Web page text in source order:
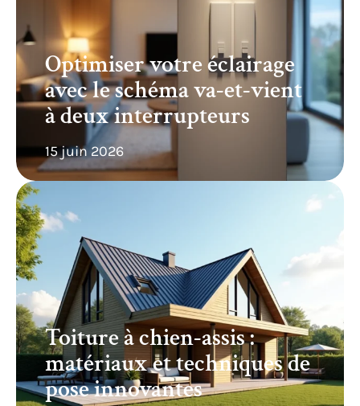
Optimiser votre éclairage
avec le schéma va-et-vient
à deux interrupteurs
15 juin 2026
Toiture à chien-assis :
matériaux et techniques de
pose innovantes